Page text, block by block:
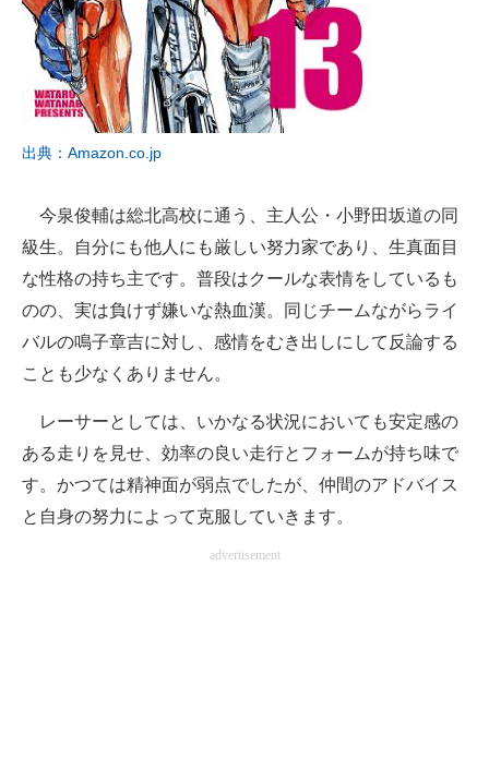
出典：Amazon.co.jp
今泉俊輔は総北高校に通う、主人公・小野田坂道の同
級生。自分にも他人にも厳しい努力家であり、生真面目
な性格の持ち主です。普段はクールな表情をしているも
のの、実は負けず嫌いな熱血漢。同じチームながらライ
バルの鳴子章吉に対し、感情をむき出しにして反論する
ことも少なくありません。
レーサーとしては、いかなる状況においても安定感の
ある走りを見せ、効率の良い走行とフォームが持ち味で
す。かつては精神面が弱点でしたが、仲間のアドバイス
と自身の努力によって克服していきます。
advertisement